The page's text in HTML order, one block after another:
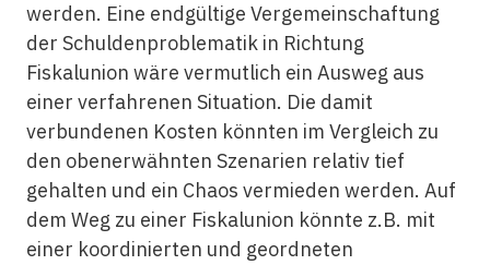
werden. Eine endgültige Vergemeinschaftung
der Schuldenproblematik in Richtung
Fiskalunion wäre vermutlich ein Ausweg aus
einer verfahrenen Situation. Die damit
verbundenen Kosten könnten im Vergleich zu
den obenerwähnten Szenarien relativ tief
gehalten und ein Chaos vermieden werden. Auf
dem Weg zu einer Fiskalunion könnte z.B. mit
einer koordinierten und geordneten